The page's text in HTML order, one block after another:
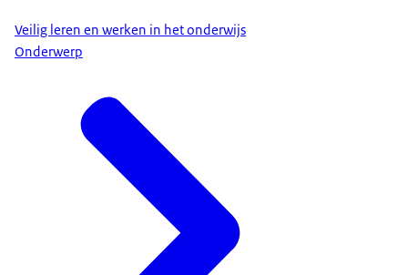
Veilig leren en werken in het onderwijs
Onderwerp